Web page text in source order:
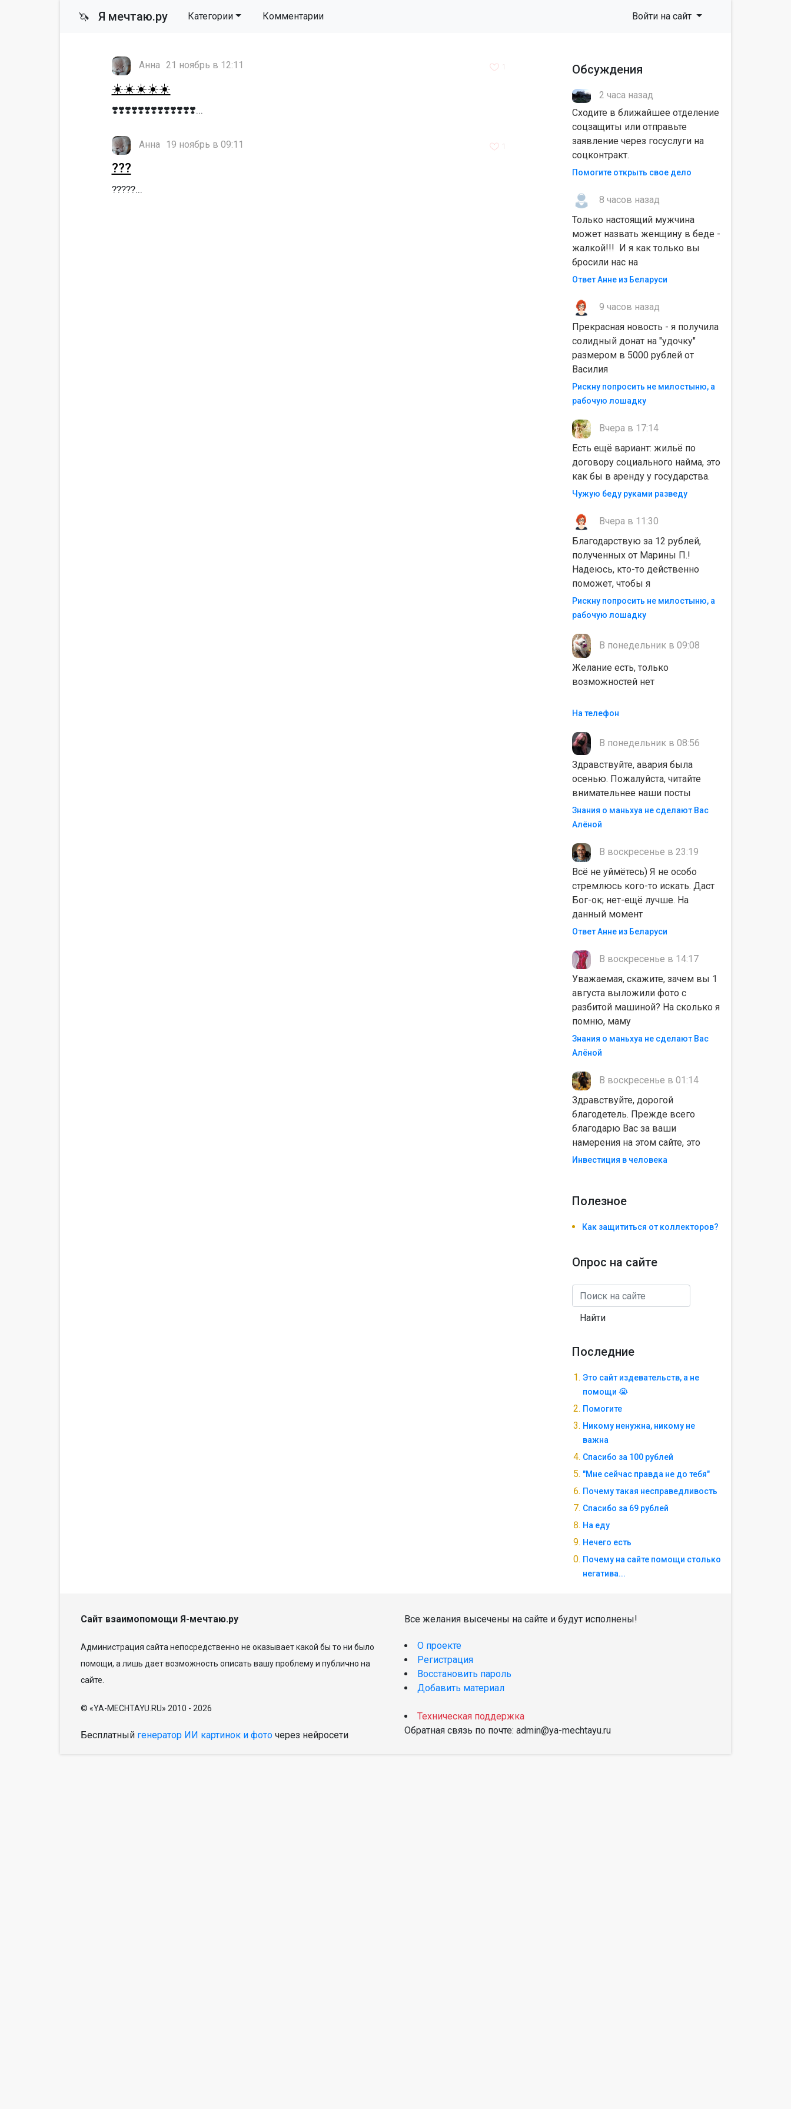
🦄 Я мечтаю.ру Категории Комментарии Войти на сайт
Анна 21 ноябрь в 12:11 1
☀️☀️☀️☀️☀️
❣️❣️❣️❣️❣️❣️❣️❣️❣️❣️❣️❣️❣️...
Анна 19 ноябрь в 09:11 1
???
?????...
Обсуждения
2 часа назад
Сходите в ближайшее отделение
соцзащиты или отправьте
заявление через госуслуги на
соцконтракт.
Помогите открыть свое дело
8 часов назад
Только настоящий мужчина
может назвать женщину в беде -
жалкой!!! И я как только вы
бросили нас на
Ответ Анне из Беларуси
9 часов назад
Прекрасная новость - я получила
солидный донат на "удочку"
размером в 5000 рублей от
Василия
Рискну попросить не милостыню, а
рабочую лошадку
Вчера в 17:14
Есть ещё вариант: жильё по
договору социального найма, это
как бы в аренду у государства.
Чужую беду руками разведу
Вчера в 11:30
Благодарствую за 12 рублей,
полученных от Марины П.!
Надеюсь, кто-то действенно
поможет, чтобы я
Рискну попросить не милостыню, а
рабочую лошадку
В понедельник в 09:08
Желание есть, только
возможностей нет
На телефон
В понедельник в 08:56
Здравствуйте, авария была
осенью. Пожалуйста, читайте
внимательнее наши посты
Знания о маньхуа не сделают Вас
Алëной
В воскресенье в 23:19
Всё не уймётесь) Я не особо
стремлюсь кого-то искать. Даст
Бог-ок; нет-ещё лучше. На
данный момент
Ответ Анне из Беларуси
В воскресенье в 14:17
Уважаемая, скажите, зачем вы 1
августа выложили фото с
разбитой машиной? На сколько я
помню, маму
Знания о маньхуа не сделают Вас
Алëной
В воскресенье в 01:14
Здравствуйте, дорогой
благодетель. Прежде всего
благодарю Вас за ваши
намерения на этом сайте, это
Инвестиция в человека
Полезноe
Как защититься от коллекторов?
Опрос на сайте
Найти
Последние
Это сайт издевательств, а не
помощи 😭
Помогите
Никому ненужна, никому не
важна
Спасибо за 100 рублей
"Мне сейчас правда не до тебя"
Почему такая несправедливость
Спасибо за 69 рублей
На еду
Нечего есть
Почему на сайте помощи столько
негатива...
Сайт взаимопомощи Я-мечтаю.ру
Администрация сайта непосредственно не оказывает какой бы то ни было
помощи, а лишь дает возможность описать вашу проблему и публично на
сайте.
© «YA-MECHTAYU.RU» 2010 - 2026
Бесплатный генератор ИИ картинок и фото через нейросети
Все желания высечены на сайте и будут исполнены!
О проекте
Регистрация
Восстановить пароль
Добавить материал
Техническая поддержка
Обратная связь по почте: admin@ya-mechtayu.ru